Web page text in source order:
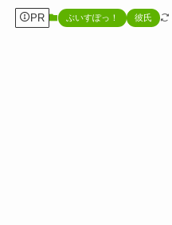
PR ぶいすぽっ！ 彼氏